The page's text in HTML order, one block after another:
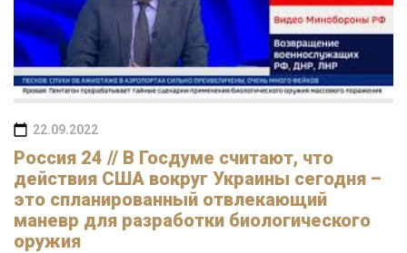
22.09.2022
Россия 24 // В Госдуме считают, что
действия США вокруг Украины сегодня –
это спланированный отвлекающий
маневр для разработки биологического
оружия